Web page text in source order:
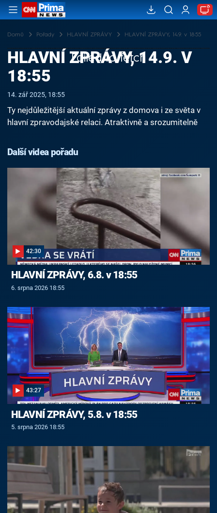
Domů Pořady HLAVNÍ ZPRÁVY HLAVNÍ ZPRÁVY, 14.9. v 18:55
Failed to fetch
HLAVNÍ ZPRÁVY, 14.9. V
18:55
14. zář 2025, 18:55
Ty nejdůležitější aktuální zprávy z domova i ze světa v
hlavní zpravodajské relaci. Atraktivně a srozumitelně
Další videa pořadu
42:30
HLAVNÍ ZPRÁVY, 6.8. v 18:55
6. srpna 2026 18:55
43:27
HLAVNÍ ZPRÁVY, 5.8. v 18:55
5. srpna 2026 18:55